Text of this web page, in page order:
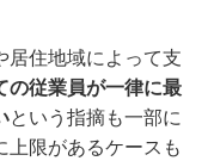
居住地域によって支
の従業員が一律に最
という指摘も一部に
上限があるケースも